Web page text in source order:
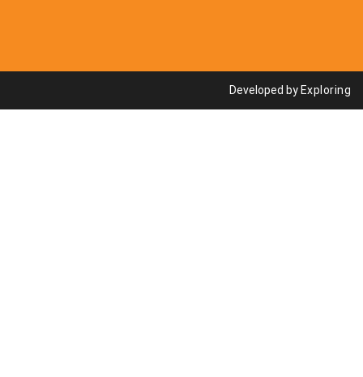
Developed by Exploring